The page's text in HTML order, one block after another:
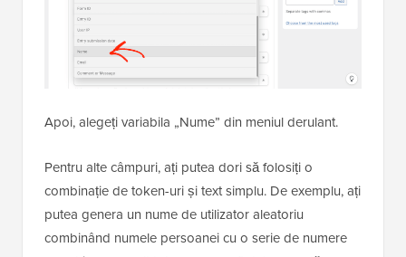
Apoi, alegeți variabila „Nume” din meniul derulant.
Pentru alte câmpuri, ați putea dori să folosiți o
combinație de token-uri și text simplu. De exemplu, ați
putea genera un nume de utilizator aleatoriu
combinând numele persoanei cu o serie de numere